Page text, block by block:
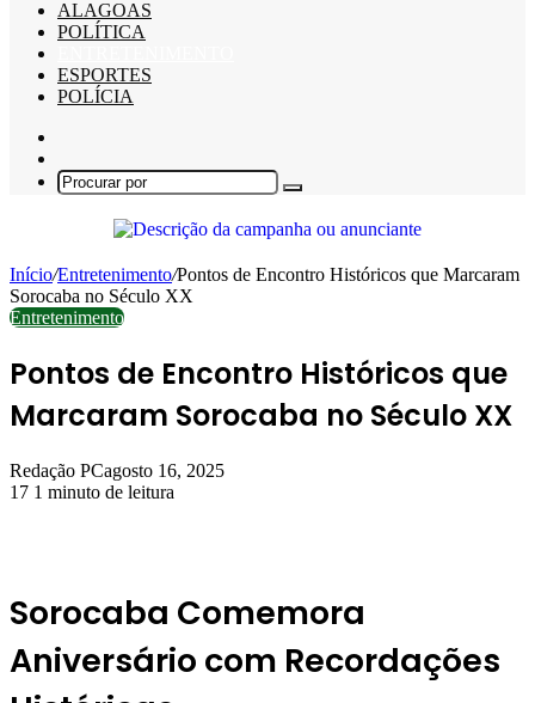
ALAGOAS
POLÍTICA
ESPORTES
POLÍCIA
skin
Procurar
Início/Entretenimento/Pontos de Encontro Históricos que Marcaram
Sorocaba no Século XX
Entretenimento
Pontos de Encontro Históricos que
Marcaram Sorocaba no Século XX
Redação PCagosto 16, 2025
17 1 minuto de leitura
Sorocaba Comemora
Aniversário com Recordações